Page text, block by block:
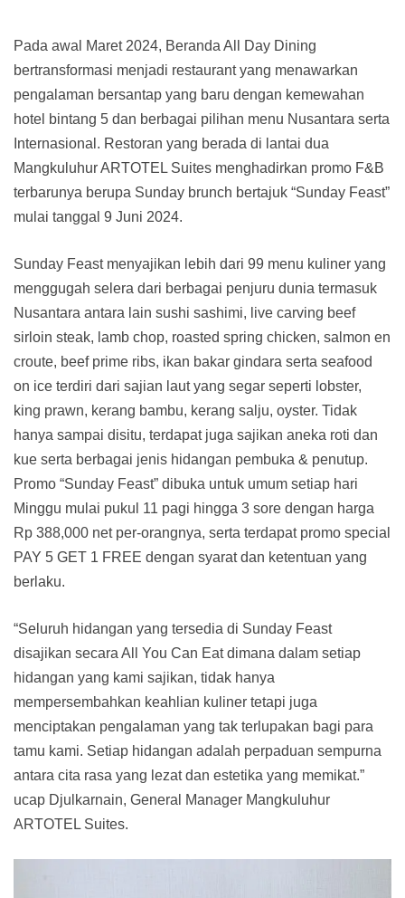
Pada awal Maret 2024, Beranda All Day Dining
bertransformasi menjadi restaurant yang menawarkan
pengalaman bersantap yang baru dengan kemewahan
hotel bintang 5 dan berbagai pilihan menu Nusantara serta
Internasional. Restoran yang berada di lantai dua
Mangkuluhur ARTOTEL Suites menghadirkan promo F&B
terbarunya berupa Sunday brunch bertajuk “Sunday Feast”
mulai tanggal 9 Juni 2024.
Sunday Feast menyajikan lebih dari 99 menu kuliner yang
menggugah selera dari berbagai penjuru dunia termasuk
Nusantara antara lain sushi sashimi, live carving beef
sirloin steak, lamb chop, roasted spring chicken, salmon en
croute, beef prime ribs, ikan bakar gindara serta seafood
on ice terdiri dari sajian laut yang segar seperti lobster,
king prawn, kerang bambu, kerang salju, oyster. Tidak
hanya sampai disitu, terdapat juga sajikan aneka roti dan
kue serta berbagai jenis hidangan pembuka & penutup.
Promo “Sunday Feast” dibuka untuk umum setiap hari
Minggu mulai pukul 11 pagi hingga 3 sore dengan harga
Rp 388,000 net per-orangnya, serta terdapat promo special
PAY 5 GET 1 FREE dengan syarat dan ketentuan yang
berlaku.
“Seluruh hidangan yang tersedia di Sunday Feast
disajikan secara All You Can Eat dimana dalam setiap
hidangan yang kami sajikan, tidak hanya
mempersembahkan keahlian kuliner tetapi juga
menciptakan pengalaman yang tak terlupakan bagi para
tamu kami. Setiap hidangan adalah perpaduan sempurna
antara cita rasa yang lezat dan estetika yang memikat.”
ucap Djulkarnain, General Manager Mangkuluhur
ARTOTEL Suites.